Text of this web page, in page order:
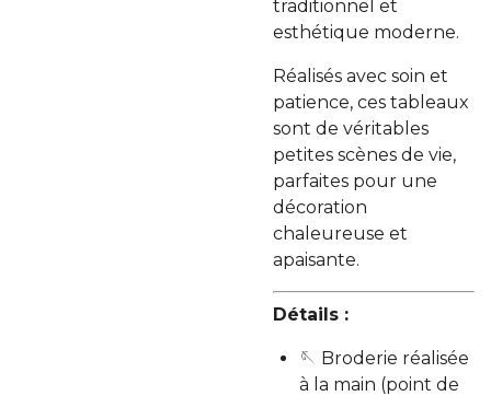
traditionnel et
esthétique moderne.
Réalisés avec soin et
patience, ces tableaux
sont de véritables
petites scènes de vie,
parfaites pour une
décoration
chaleureuse et
apaisante.
Détails :
🪡 Broderie réalisée
à la main (point de